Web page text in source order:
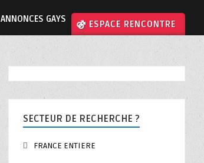
ANNONCES GAYS ⚣ ESPACE RENCONTRE
SECTEUR DE RECHERCHE ?
FRANCE ENTIERE